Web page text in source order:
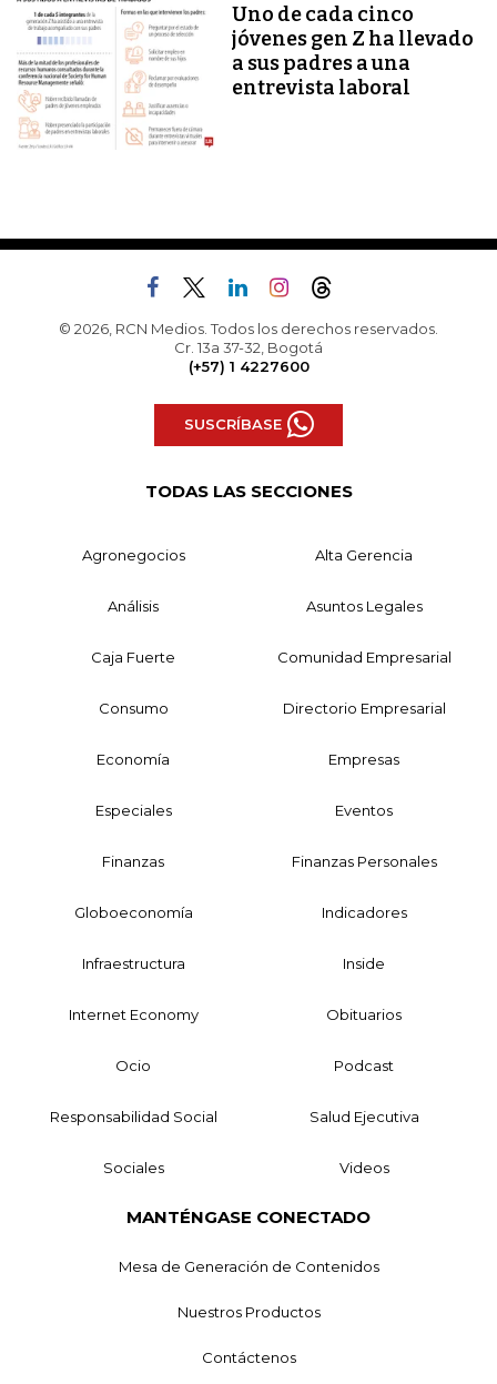
Uno de cada cinco
jóvenes gen Z ha llevado
a sus padres a una
entrevista laboral
© 2026, RCN Medios. Todos los derechos reservados.
Cr. 13a 37-32, Bogotá
(+57) 1 4227600
SUSCRÍBASE
TODAS LAS SECCIONES
Agronegocios Alta Gerencia
Análisis Asuntos Legales
Caja Fuerte Comunidad Empresarial
Consumo Directorio Empresarial
Economía Empresas
Especiales Eventos
Finanzas Finanzas Personales
Globoeconomía Indicadores
Infraestructura Inside
Internet Economy Obituarios
Ocio Podcast
Responsabilidad Social Salud Ejecutiva
Sociales Videos
MANTÉNGASE CONECTADO
Mesa de Generación de Contenidos
Nuestros Productos
Contáctenos